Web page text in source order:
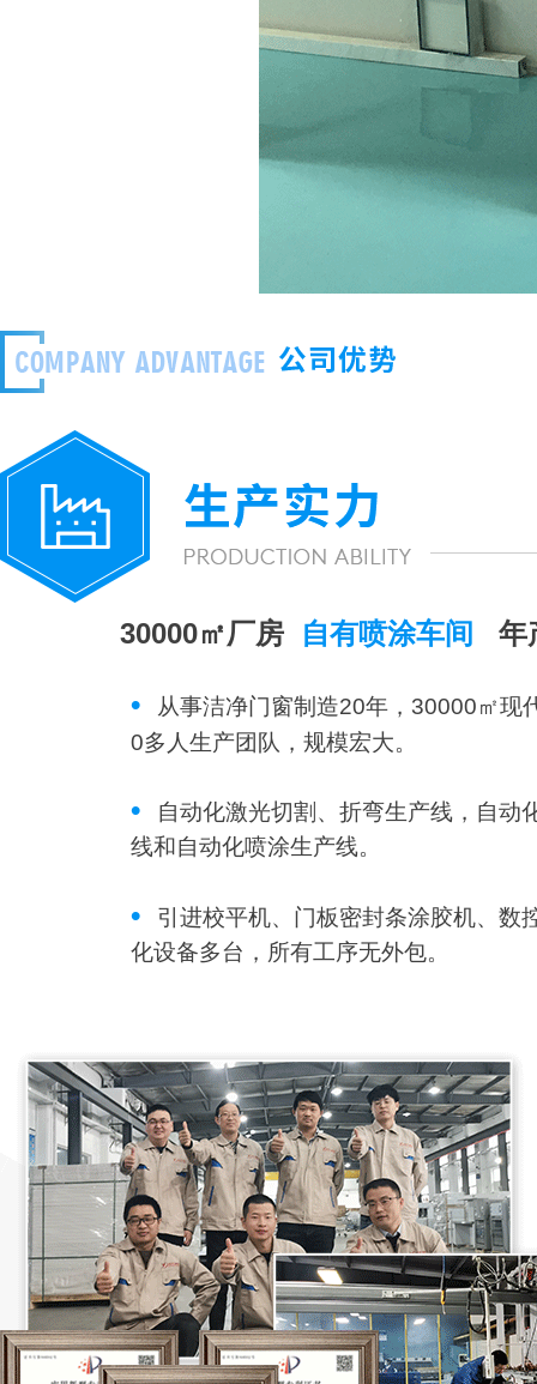
30000㎡厂房 自有喷涂车间 年
•
从事洁净门窗制造20年，30000㎡现
0多人生产团队，规模宏大。
•
自动化激光切割、折弯生产线，自动
线和自动化喷涂生产线。
•
引进校平机、门板密封条涂胶机、数
化设备多台，所有工序无外包。